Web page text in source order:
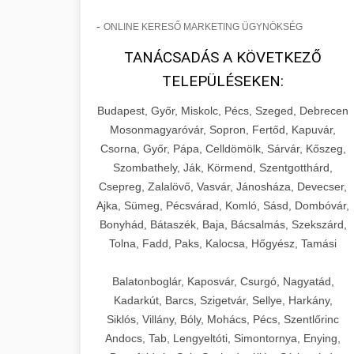
- ONLINE KERESŐ MARKETING ÜGYNÖKSÉG
TANÁCSADÁS A KÖVETKEZŐ
TELEPÜLÉSEKEN:
Budapest, Győr, Miskolc, Pécs, Szeged, Debrecen
Mosonmagyaróvár, Sopron, Fertőd, Kapuvár,
Csorna, Győr, Pápa, Celldömölk, Sárvár, Kőszeg,
Szombathely, Ják, Körmend, Szentgotthárd,
Csepreg, Zalalövő, Vasvár, Jánosháza, Devecser,
Ajka, Sümeg, Pécsvárad, Komló, Sásd, Dombóvár,
Bonyhád, Bátaszék, Baja, Bácsalmás, Szekszárd,
Tolna, Fadd, Paks, Kalocsa, Hőgyész, Tamási
Balatonboglár, Kaposvár, Csurgó, Nagyatád,
Kadarkút, Barcs, Szigetvár, Sellye, Harkány,
Siklós, Villány, Bóly, Mohács, Pécs, Szentlőrinc
Andocs, Tab, Lengyeltóti, Simontornya, Enying,